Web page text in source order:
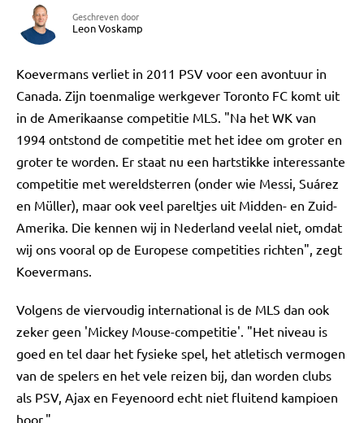
Geschreven door
Leon Voskamp
Koevermans verliet in 2011 PSV voor een avontuur in
Canada. Zijn toenmalige werkgever Toronto FC komt uit
in de Amerikaanse competitie MLS. "Na het WK van
1994 ontstond de competitie met het idee om groter en
groter te worden. Er staat nu een hartstikke interessante
competitie met wereldsterren (onder wie Messi, Suárez
en Müller), maar ook veel pareltjes uit Midden- en Zuid-
Amerika. Die kennen wij in Nederland veelal niet, omdat
wij ons vooral op de Europese competities richten", zegt
Koevermans.
Volgens de viervoudig international is de MLS dan ook
zeker geen 'Mickey Mouse-competitie'. "Het niveau is
goed en tel daar het fysieke spel, het atletisch vermogen
van de spelers en het vele reizen bij, dan worden clubs
als PSV, Ajax en Feyenoord echt niet fluitend kampioen
hoor."